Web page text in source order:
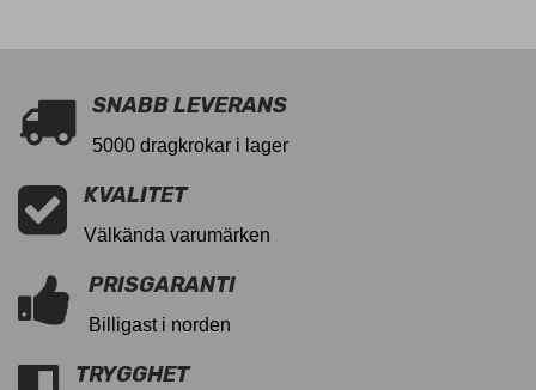
SNABB LEVERANS
5000 dragkrokar i lager
KVALITET
Välkända varumärken
PRISGARANTI
Billigast i norden
TRYGGHET